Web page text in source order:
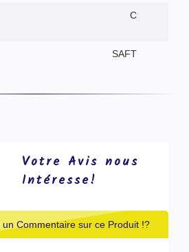
C
SAFT
Votre Avis nous
Intéresse!
un Commentaire sur ce Produit !?